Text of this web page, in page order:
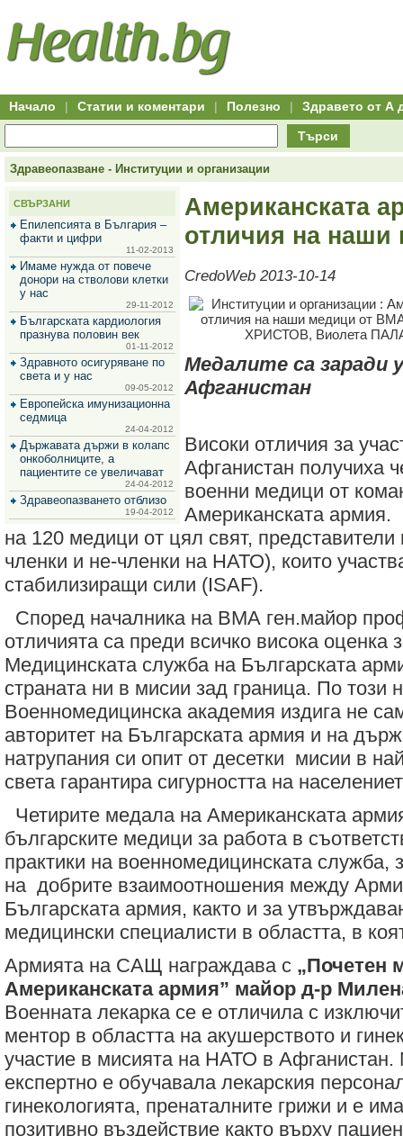
Всички
офети
за
Hitro.bg
Всички
оферти
Hitro.bg
оферти
Hitro.bg
във
всички
оферти
Всички
оферти
групово
намаление
Промоции,
Сайтът
зехтин
маслини
пазаруване
изгодни
оферти
50+
начало
Клуб
Начало | Статии и коментари | Полезно | Здравето от А
Търси
Здравеопазване - Институции и организации
СВЪРЗАНИ
Епилепсията в България –
факти и цифри
11-02-2013
Имаме нужда от повече
донори на стволови клетки
у нас
29-11-2012
Българската кардиология
празнува половин век
01-11-2012
Здравното осигуряване по
света и у нас
09-05-2012
Европейска имунизационна
седмица
24-04-2012
Държавата държи в колапс
онкоболниците, а
пациентите се увеличават
24-04-2012
Здравеопазването отблизо
19-04-2012
Американската
отличия на
CredoWeb 2013-10-14
Медалите са заради
Афганистан
Високи отличия за
Афганистан получиха
военни медици от
Американската армия.
на 120 медици от цял свят,
членки и не-членки на НАТО), които
стабилизиращи сили (ISAF).
Според началника на ВМА ген.майор
отличията са преди всичко висока оценка
Медицинската служба на Българската
страната ни в мисии зад граница. По този
Военномедицинска академия издига не
авторитет на Българската армия и на
натрупания си опит от десетки мисии в
света гарантира сигурността на
Четирите медала на Американската
българските медици за работа в
практики на военномедицинската служба,
на добрите взаимоотношения между
Българската армия, както и за
медицински специалисти в областта, в
Армията на САЩ награждава с „Почетен
Американската армия” майор д-р
Военната лекарка се е отличила с
ментор в областта на акушерството и
участие в мисията на НАТО в
експертно е обучавала лекарския
гинекологията, пренаталните грижи и е
позитивно въздействие както върху